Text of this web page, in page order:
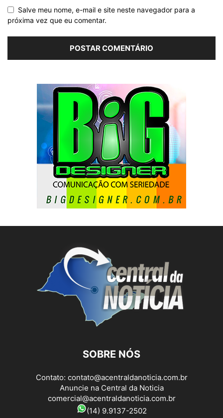
Salve meu nome, e-mail e site neste navegador para a
próxima vez que eu comentar.
SOBRE NÓS
Contato: contato@acentraldanoticia.com.br
Anuncie na Central da Noticia
comercial@acentraldanoticia.com.br
(14) 9.9137-2502